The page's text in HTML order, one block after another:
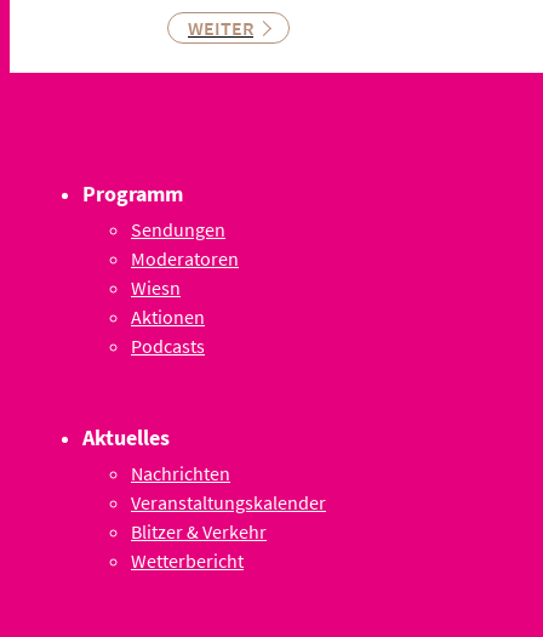
WEITER
Programm
Sendungen
Moderatoren
Wiesn
Aktionen
Podcasts
Aktuelles
Nachrichten
Veranstaltungskalender
Blitzer & Verkehr
Wetterbericht